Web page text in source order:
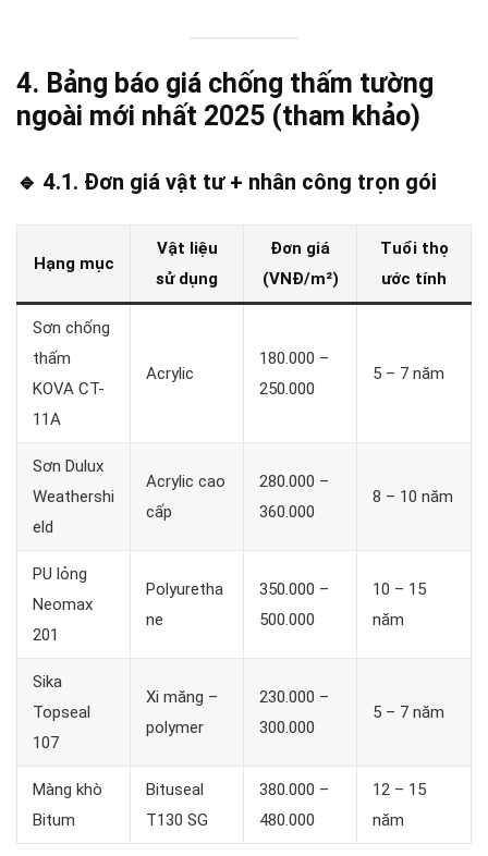
4. Bảng báo giá chống thấm tường
ngoài mới nhất 2025 (tham khảo)
🔹 4.1. Đơn giá vật tư + nhân công trọn gói
Hạng mục
Vật liệu
sử dụng
Đơn giá
(VNĐ/m²)
Tuổi thọ
ước tính
Sơn chống
thấm
KOVA CT-
11A
Acrylic
180.000 –
250.000
5 – 7 năm
Sơn Dulux
Weathershi
eld
Acrylic cao
cấp
280.000 –
360.000
8 – 10 năm
PU lỏng
Neomax
201
Polyuretha
ne
350.000 –
500.000
10 – 15
năm
Sika
Topseal
107
Xi măng –
polymer
230.000 –
300.000
5 – 7 năm
Màng khò
Bitum
Bituseal
T130 SG
380.000 –
480.000
12 – 15
năm